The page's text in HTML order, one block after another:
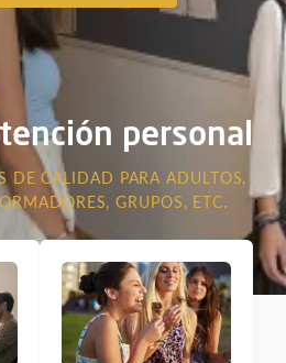
personal
DE CALIDAD PARA ADULTOS,
GRUPOS, ETC.